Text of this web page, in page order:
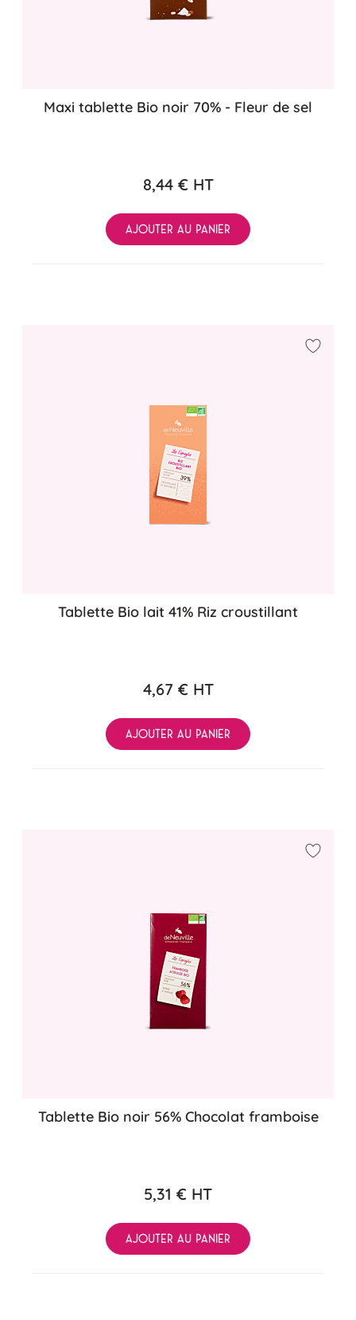
Maxi tablette Bio noir 70% - Fleur de sel
8,44 €HT
AJOUTER AU PANIER
Tablette Bio lait 41% Riz croustillant
4,67 €HT
AJOUTER AU PANIER
Tablette Bio noir 56% Chocolat framboise
5,31 € HT
AJOUTER AU PANIER